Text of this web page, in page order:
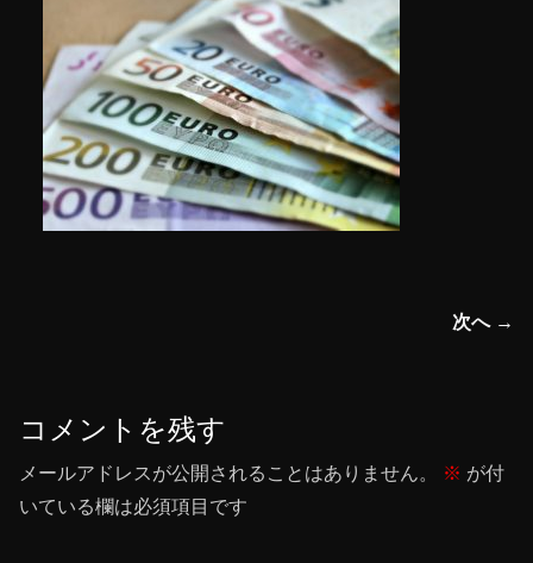
次へ →
コメントを残す
メールアドレスが公開されることはありません。 ※ が付
いている欄は必須項目です